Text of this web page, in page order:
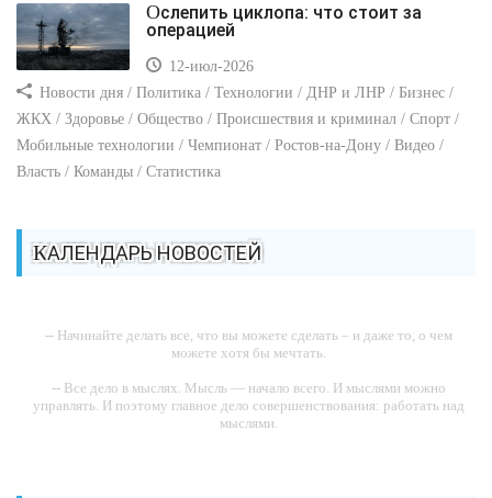
Ослепить циклопа: что стоит за
операцией
12-июл-2026
Новости дня / Политика / Технологии / ДНР и ЛНР / Бизнес /
ЖКХ / Здоровье / Общество / Происшествия и криминал / Спорт /
Мобильные технологии / Чемпионат / Ростов-на-Дону / Видео /
Власть / Команды / Статистика
КАЛЕНДАРЬ НОВОСТЕЙ
-- Начинайте делать все, что вы можете сделать – и даже то, о чем
можете хотя бы мечтать.
-- Все дело в мыслях. Мысль — начало всего. И мыслями можно
управлять. И поэтому главное дело совершенствования: работать над
мыслями.